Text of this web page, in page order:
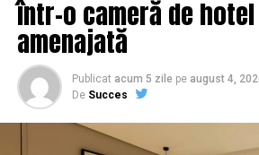
într-o cameră de
amenajată
Publicat acum 5 zile pe august 4,
De Succes